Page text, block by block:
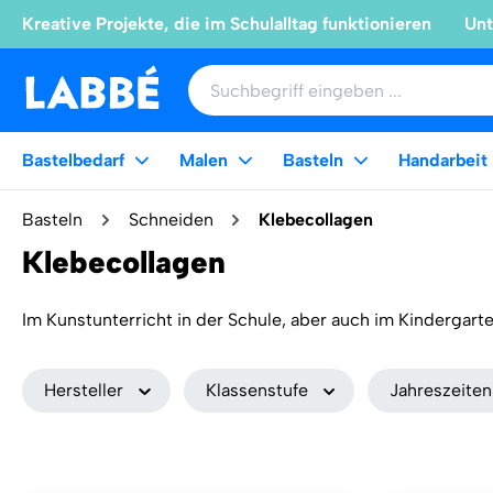
Kreative Projekte, die im Schulalltag funktionieren
Bastelbedarf Malen Basteln Handarbeit
Basteln Schneiden Klebecollagen
Klebecollagen
Im Kunstunterricht in der Schule, aber auch im
einem Projekt arbeiten. Für Kinder, die vielleicht nicht so
Hersteller Klassenstufe